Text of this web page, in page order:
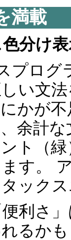
満載
分け
プログ
い文
かが
余計
ント（
す。
ック
利さ
るかも